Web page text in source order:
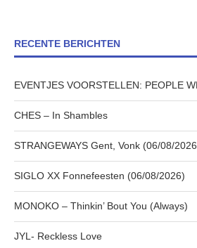
RECENTE BERICHTEN
EVENTJES VOORSTELLEN: PEOPLE
CHES – In Shambles
STRANGEWAYS Gent, Vonk (06/08/
SIGLO XX Fonnefeesten (06/08/2026)
MONOKO – Thinkin’ Bout You (Always)
JYL- Reckless Love